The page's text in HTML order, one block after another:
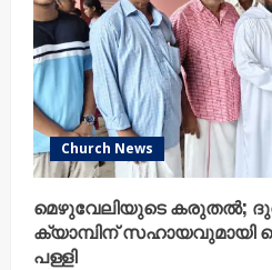
Church News
മെഴുവേലിയുടെ കരുതൽ;
ക്യാമ്പിന് സഹായവുമായി
പള്ളി